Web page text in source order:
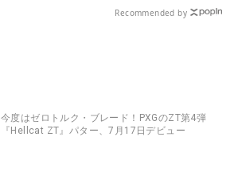
Recommended by
今度はゼロトルク・ブレード！PXGのZT第4弾
『Hellcat ZT』パター、7月17日デビュー